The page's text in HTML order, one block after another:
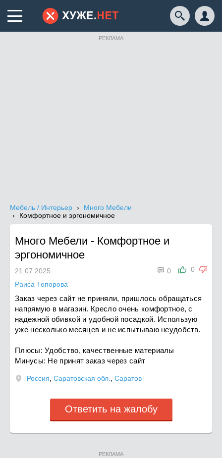
РЕКЛАМА
Мебель / Интерьер
Много Мебели
Комфортное и эргономичное
Много Мебели - Комфортное и
эргономичное
0
 0
21.07.2025
Раиса Топорова
Заказ через сайт не приняли, пришлось обращаться
напрямую в магазин. Кресло очень комфортное, с
надежной обивкой и удобной посадкой. Использую
уже несколько месяцев и не испытываю неудобств.
Плюсы: Удобство, качественные материалы
Минусы: Не принят заказ через сайт
Россия Саратовская обл. Саратов
Ответить на жалобу
РЕКЛАМА